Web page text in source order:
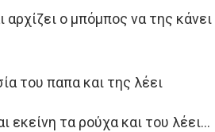
ο μπόμπος να της κάνει
του παπα και της λέει
τα ρούχα και του λέει…